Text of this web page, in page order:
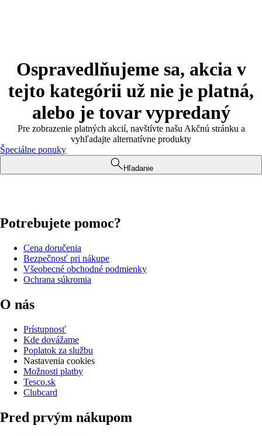
Ospravedlňujeme sa, akcia v
tejto kategórii už nie je platná,
alebo je tovar vypredaný
Pre zobrazenie platných akcií, navštívte našu Akčnú stránku a
vyhľadajte alternatívne produkty
Špeciálne ponuky
Hľadanie
Potrebujete pomoc?
Cena doručenia
Bezpečnosť pri nákupe
Všeobecné obchodné podmienky
Ochrana súkromia
O nás
Prístupnosť
Kde dovážame
Poplatok za službu
Nastavenia cookies
Možnosti platby
Tesco.sk
Clubcard
Pred prvým nákupom